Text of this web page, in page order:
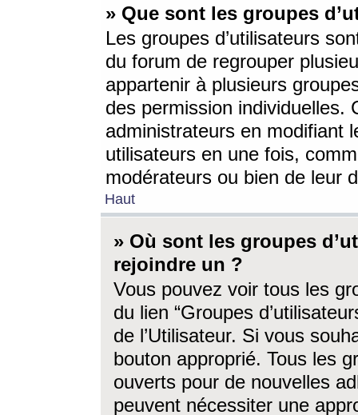
» Que sont les groupes
Les groupes d’utilisateurs
du forum de regrouper
appartenir à plusieurs
des permission individuelles.
administrateurs en modifiant
utilisateurs en une fois,
modérateurs ou bien de leur
Haut
» Où sont les groupes
rejoindre un ?
Vous pouvez voir tous les
du lien “Groupes
de l’Utilisateur. Si vous
bouton approprié. Tous les
ouverts pour de nouvelles
peuvent nécessiter une